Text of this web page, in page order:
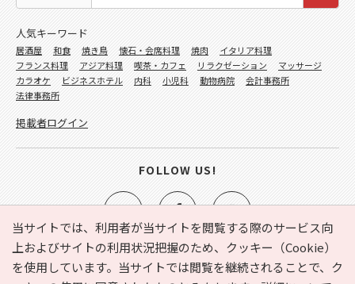
当サイトでは、利用者が当サイトを閲覧する際のサービス向
上およびサイトの利用状況把握のため、クッキー（Cookie）
を使用しています。当サイトでは閲覧を継続されることで、ク
e-NAVITA（イーナビタ）とは？ お気に入り ヘルプ
人気キーワード
居酒屋 和食 焼き鳥 懐石・会席料理 焼肉
イタリア料理
フランス料理
アジア料理 喫茶・カフェ リラクゼーション
マッサージ
カラオケ
ビジネスホテル 内科 小児科 動物病院
会計事務所
法律事務所
掲載者ログイン
FOLLOW US!